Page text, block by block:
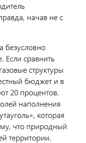
начав не с
безусловно
Если сравнить
структуры
бюджет и в
20 процентов.
наполнения
которая
что природный
территории.